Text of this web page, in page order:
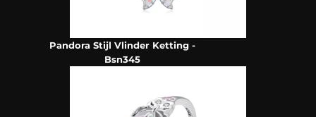
Pandora Stijl Vlinder Ketting -
Bsn345